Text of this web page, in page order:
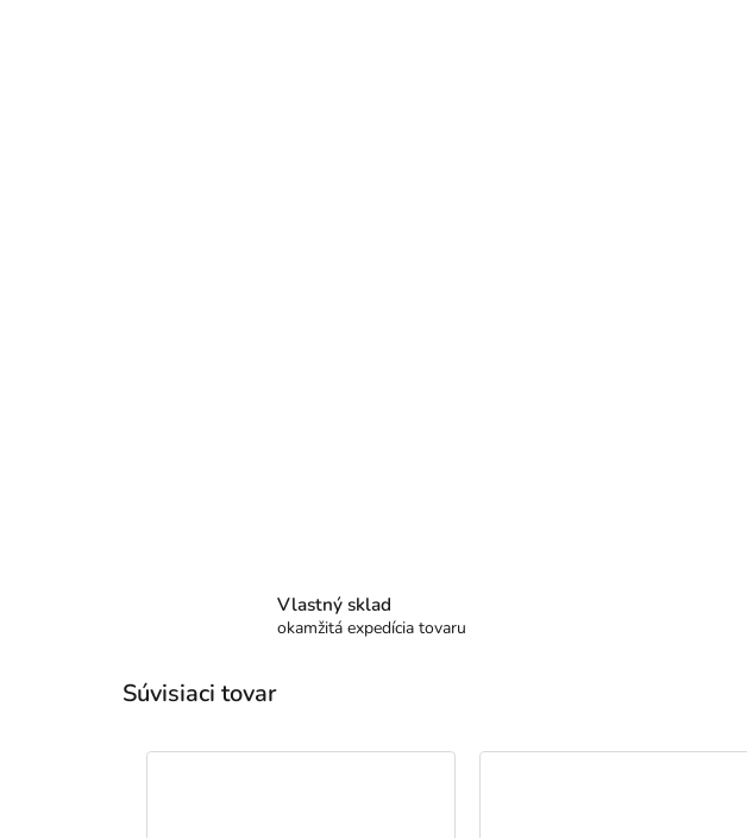
Vlastný sklad
okamžitá expedícia tovaru
Súvisiaci tovar